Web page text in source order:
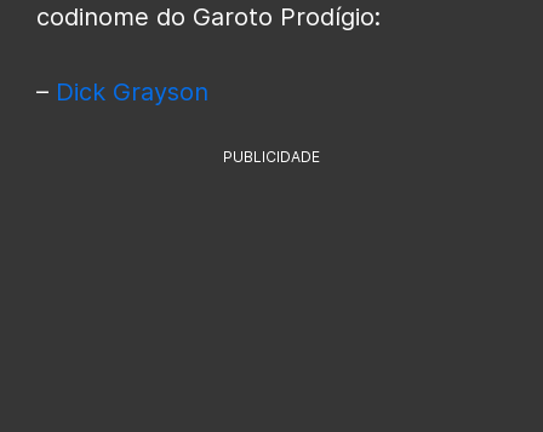
codinome do Garoto Prodígio:
– Dick Grayson
PUBLICIDADE